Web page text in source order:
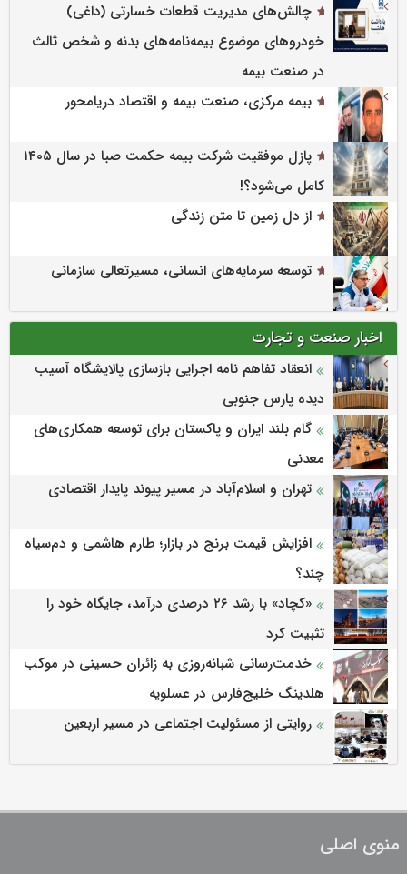
چالش‌های مدیریت قطعات خسارتی (داغی)
خودروهای موضوع بیمه‌نامه‌های بدنه و شخص ثالث
در صنعت بیمه
بیمه مرکزی، صنعت بیمه و اقتصاد دریامحور
پازل موفقیت شرکت بیمه حکمت صبا در سال ۱۴۰۵
کامل می‌شود؟!
از دل زمین تا متن زندگی
توسعه سرمایه‌های انسانی، مسیرتعالی سازمانی
اخبار صنعت و تجارت
انعقاد تفاهم نامه اجرایی بازسازی پالایشگاه آسیب
دیده پارس جنوبی
گام بلند ایران و پاکستان برای توسعه همکاری‌های
معدنی
تهران و اسلام‌آباد در مسیر پیوند پایدار اقتصادی
افزایش قیمت برنج در بازار؛ طارم هاشمی و دم‌سیاه
چند؟
«کچاد» با رشد ۲۶ درصدی درآمد، جایگاه خود را
تثبیت کرد
خدمت‌رسانی شبانه‌روزی به زائران حسینی در موکب
هلدینگ خلیج‌فارس در عسلویه
روایتی از مسئولیت اجتماعی در مسیر اربعین
منوی اصلی